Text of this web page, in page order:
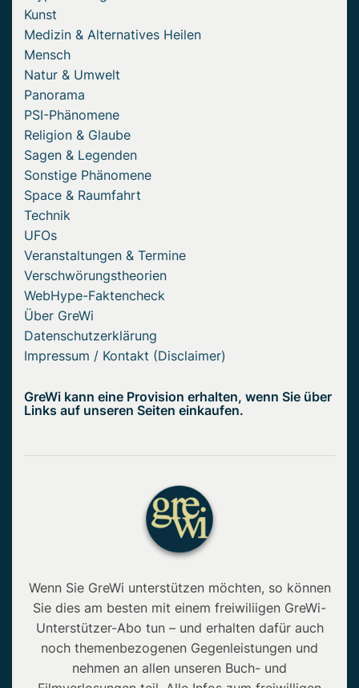
Kunst
Medizin & Alternatives Heilen
Mensch
Natur & Umwelt
Panorama
PSI-Phänomene
Religion & Glaube
Sagen & Legenden
Sonstige Phänomene
Space & Raumfahrt
Technik
UFOs
Veranstaltungen & Termine
Verschwörungstheorien
WebHype-Faktencheck
Über GreWi
Datenschutzerklärung
Impressum / Kontakt (Disclaimer)
GreWi kann eine Provision erhalten, wenn Sie über
Links auf unseren Seiten einkaufen.
Wenn Sie GreWi unterstützen möchten, so können
Sie dies am besten mit einem freiwiliigen GreWi-
Unterstützer-Abo tun – und erhalten dafür auch
noch themenbezogenen Gegenleistungen und
nehmen an allen unseren Buch- und